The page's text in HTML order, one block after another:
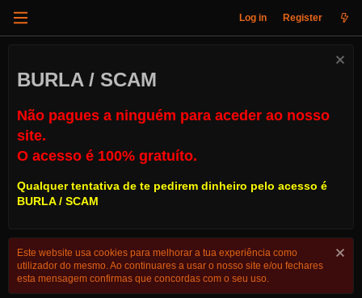
Log in Register
BURLA / SCAM
Não pagues a ninguém para aceder ao nosso
site.
O acesso é 100% gratuíto.
Qualquer tentativa de te pedirem dinheiro pelo acesso é
BURLA / SCAM
Este website usa cookies para melhorar a tua experiência como
utilizador do mesmo. Ao continuares a usar o nosso site e/ou fechares
esta mensagem confirmas que concordas com o seu uso.